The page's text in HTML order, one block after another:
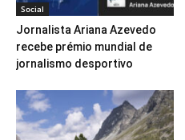
Social
Jornalista Ariana Azevedo
recebe prémio mundial de
jornalismo desportivo